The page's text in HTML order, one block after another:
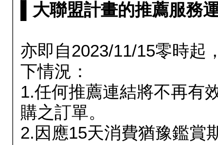
▌大聯盟計畫的推薦服務
亦即自2023/11/15零時起
下情況：
1.任何推薦連結將不再有
購之訂單。
2.因應15天消費猶豫鑑賞